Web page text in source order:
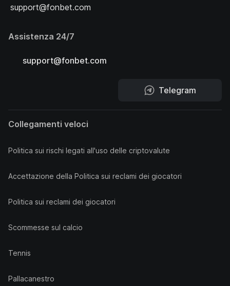
support@fonbet.com
Assistenza 24/7
support@fonbet.com
Telegram
Collegamenti veloci
Politica sui rischi legati all'uso delle criptovalute
Accettazione della Politica sui reclami dei giocatori
Politica sui reclami dei giocatori
Scommesse sul calcio
Tennis
Pallacanestro